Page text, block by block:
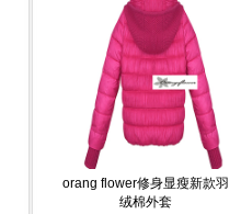
orang flower修身显瘦新款羽
绒棉外套